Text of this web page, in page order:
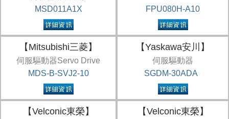
MSD011A1X
FPU080H-A10
【Mitsubishi三菱】
伺服驅動器Servo Drive
MDS-B-SVJ2-10
【Yaskawa安川】
伺服驅動器
SGDM-30ADA
【Velconic東榮】 【Velconic東榮】